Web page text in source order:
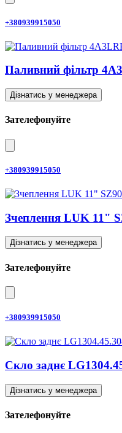
+380939915050
Паливний фільтр
Дізнатись у менеджера
Зателефонуйте
+380939915050
Зчеплення LUK 11"
Дізнатись у менеджера
Зателефонуйте
+380939915050
Скло заднє
Дізнатись у менеджера
Зателефонуйте